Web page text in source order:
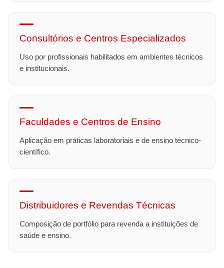
Consultórios e Centros Especializados
Uso por profissionais habilitados em ambientes técnicos
e institucionais.
Faculdades e Centros de Ensino
Aplicação em práticas laboratoriais e de ensino técnico-
científico.
Distribuidores e Revendas Técnicas
Composição de portfólio para revenda a instituições de
saúde e ensino.